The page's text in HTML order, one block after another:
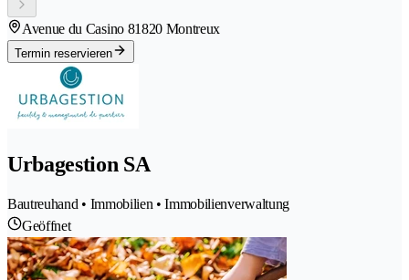
Avenue du Casino 81820 Montreux
Termin reservieren
Urbagestion SA
Bautreuhand • Immobilien • Immobilienverwaltung
Geöffnet